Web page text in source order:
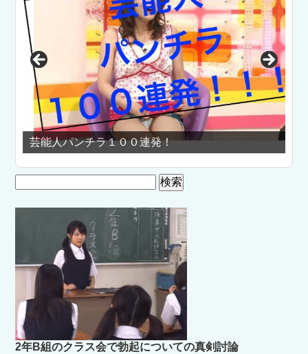
芸能人パンチラ１００連発！
索:
2年B組のクラス会で勃起についての真剣討論